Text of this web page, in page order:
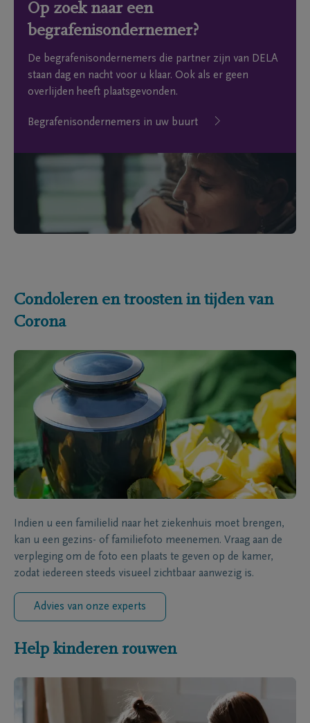
Op zoek naar een
begrafenisondernemer?
De begrafenisondernemers die partner zijn van DELA
staan dag en nacht voor u klaar. Ook als er geen
overlijden heeft plaatsgevonden.
Begrafenisondernemers in uw buurt
Condoleren en troosten in tijden van
Corona
Indien u een familielid naar het ziekenhuis moet brengen,
kan u een gezins- of familiefoto meenemen. Vraag aan de
verpleging om de foto een plaats te geven op de kamer,
zodat iedereen steeds visueel zichtbaar aanwezig is.
Advies van onze experts
Help kinderen rouwen